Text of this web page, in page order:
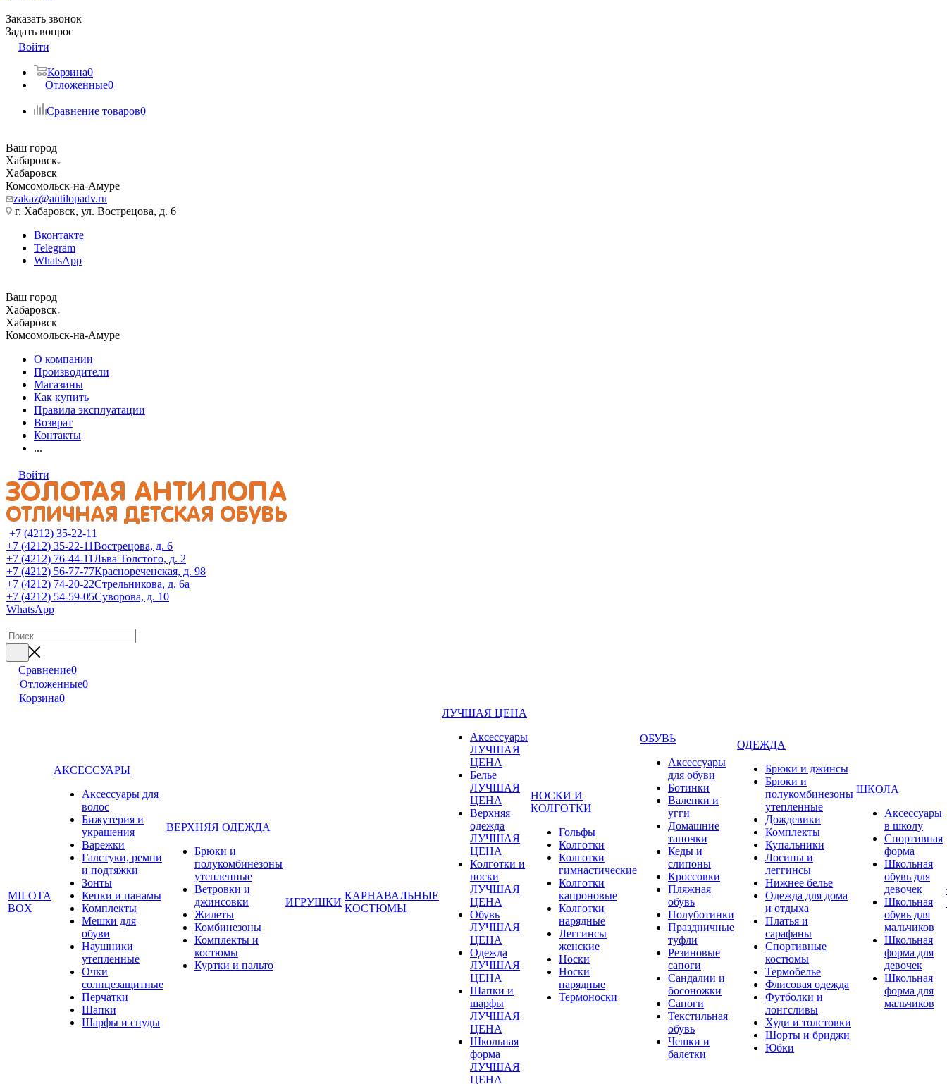
Заказать звонок
Задать вопрос
Войти
Корзина0
Отложенные0
Сравнение товаров0
Ваш город
Хабаровск
Хабаровск
Комсомольск-на-Амуре
zakaz@antilopadv.ru
г. Хабаровск, ул. Вострецова, д. 6
Вконтакте
Telegram
WhatsApp
Ваш город
Хабаровск
Хабаровск
Комсомольск-на-Амуре
О компании
Производители
Магазины
Как купить
Правила эксплуатации
Возврат
Контакты
...
Войти
+7 (4212) 35-22-11
+7 (4212) 35-22-11Вострецова, д. 6
+7 (4212) 76-44-11Льва Толстого, д. 2
+7 (4212) 56-77-77Краснореченская, д. 98
+7 (4212) 74-20-22Стрельникова, д. 6а
+7 (4212) 54-59-05Суворова, д. 10
WhatsApp
Сравнение0
Отложенные0
Корзина0
MILOTA
BOX
АКСЕССУАРЫ
Аксессуары для
волос
Бижутерия и
украшения
Варежки
Галстуки, ремни
и подтяжки
Зонты
Кепки и панамы
Комплекты
Мешки для
обуви
Наушники
утепленные
Очки
солнцезащитные
Перчатки
Шапки
Шарфы и снуды
ВЕРХНЯЯ ОДЕЖДА
Брюки и
полукомбинезоны
утепленные
Ветровки и
джинсовки
Жилеты
Комбинезоны
Комплекты и
костюмы
Куртки и пальто
ИГРУШКИ
КАРНАВАЛЬНЫЕ
КОСТЮМЫ
ЛУЧШАЯ ЦЕНА
Аксессуары
ЛУЧШАЯ
ЦЕНА
Белье
ЛУЧШАЯ
ЦЕНА
Верхняя
одежда
ЛУЧШАЯ
ЦЕНА
Колготки и
носки
ЛУЧШАЯ
ЦЕНА
Обувь
ЛУЧШАЯ
ЦЕНА
Одежда
ЛУЧШАЯ
ЦЕНА
Шапки и
шарфы
ЛУЧШАЯ
ЦЕНА
Школьная
форма
ЛУЧШАЯ
ЦЕНА
НОСКИ И
КОЛГОТКИ
Гольфы
Колготки
Колготки
гимнастические
Колготки
капроновые
Колготки
нарядные
Леггинсы
женские
Носки
Носки
нарядные
Термоноски
ОБУВЬ
Аксессуары
для обуви
Ботинки
Валенки и
угги
Домашние
тапочки
Кеды и
слипоны
Кроссовки
Пляжная
обувь
Полуботинки
Праздничные
туфли
Резиновые
сапоги
Сандалии и
босоножки
Сапоги
Текстильная
обувь
Чешки и
балетки
ОДЕЖДА
Брюки и джинсы
Брюки и
полукомбинезоны
утепленные
Дождевики
Комплекты
Купальники
Лосины и
леггинсы
Нижнее белье
Одежда для дома
и отдыха
Платья и
сарафаны
Спортивные
костюмы
Термобелье
Флисовая одежда
Футболки и
лонгсливы
Худи и толстовки
Шорты и бриджи
Юбки
ШКОЛА
Аксессуары
в школу
Спортивная
форма
Школьная
обувь для
девочек
Школьная
обувь для
мальчиков
Школьная
форма для
девочек
Школьная
форма для
мальчиков